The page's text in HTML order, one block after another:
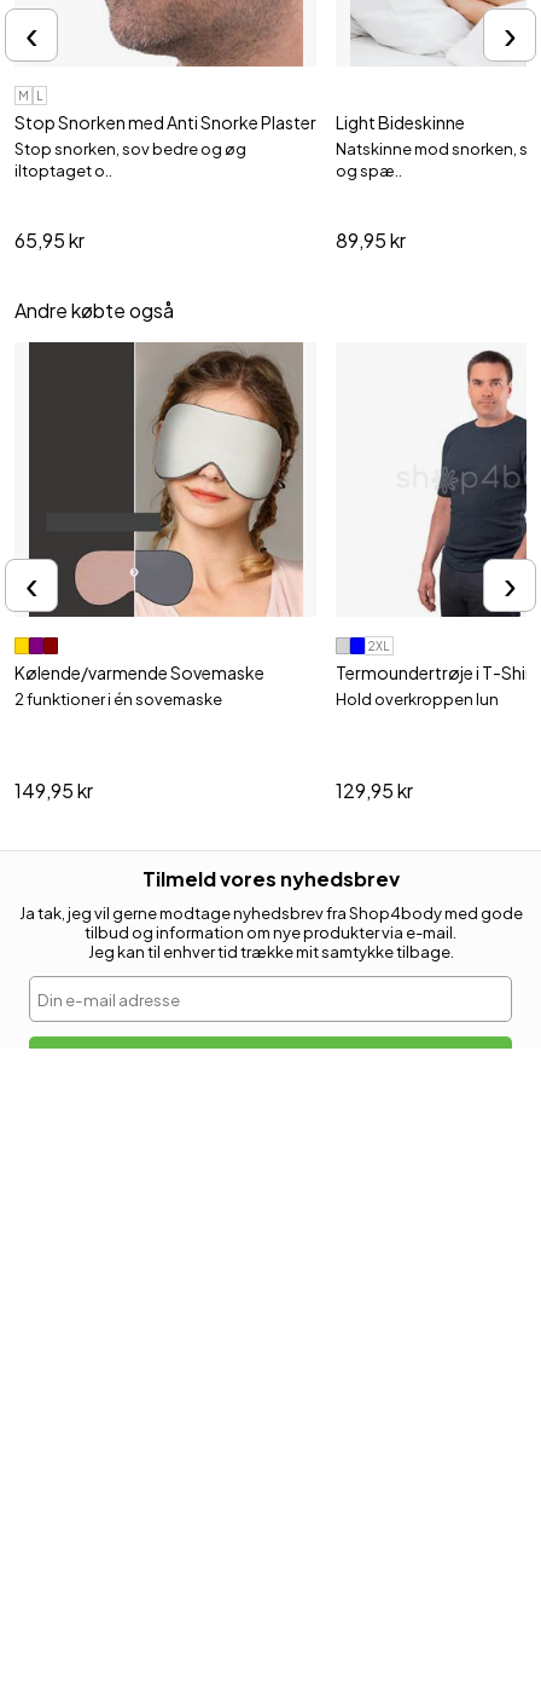
M
Stop Snorken med Anti Snorke Plaster
Stop snorken, sov bedre og øg
iltoptaget o..
65,95 kr
Light Bideskinne
Natskinne mod snorken,
og spæ..
89,95 kr
‹ ›
Andre købte også
Kølende/varmende Sovemaske
2 funktioner i én sovemaske
149,95 kr
2XL
Termoundertrøje i T-Shirt
Hold overkroppen lun
129,95 kr
‹ ›
Tilmeld vores nyhedsbrev
Ja tak, jeg vil gerne modtage nyhedsbrev fra Shop4body med gode
tilbud og information om nye produkter via e-mail.
Jeg kan til enhver tid trække mit samtykke tilbage.